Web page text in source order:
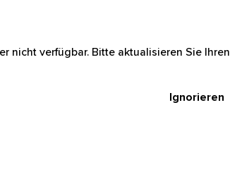
nicht verfügbar. Bitte aktualisieren Sie Ihren
Ignorieren